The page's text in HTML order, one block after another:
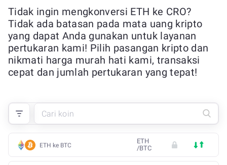
Tidak ingin mengkonversi ETH ke CRO?
Tidak ada batasan pada mata uang kripto
yang dapat Anda gunakan untuk layanan
pertukaran kami! Pilih pasangan kripto dan
nikmati harga murah hati kami, transaksi
cepat dan jumlah pertukaran yang tepat!
ETH ke BTC
ETH
/BTC